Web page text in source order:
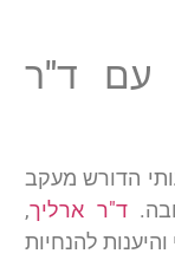
עם ד"ר
הדורש מעקב
ד"ר ארליך,
להנחיות